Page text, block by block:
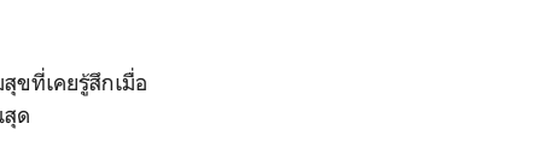
ขที่เคยรู้สึกเมื่อ
ด